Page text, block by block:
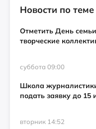
Новости по теме
Отметить День
творческие
суббота 09:00
Школа
подать заявку до 15
вторник 14:52